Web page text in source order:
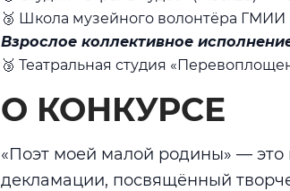
🥉 Школа музейного волонтёра ГМИИ
Взрослое коллективное
🥉 Театральная студия
О КОНКУРСЕ
«Поэт моей малой родины» —
декламации, посвящённый